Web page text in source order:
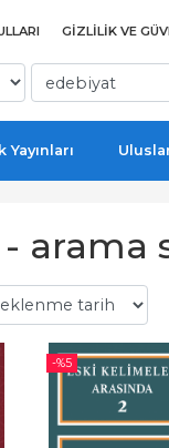
GIZLILIK VE
arama
-%5